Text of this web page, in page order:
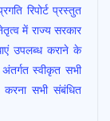
रिपोर्ट प्रस्तुत
में राज्य सरकार
उपलब्ध कराने के
स्वीकृत सभी
करना सभी संबंधित